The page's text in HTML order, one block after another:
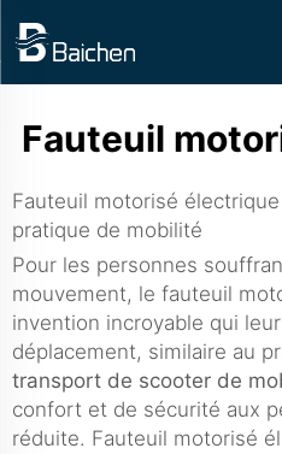
Fauteuil
Fauteuil motorisé
pratique de mobilité
Pour les personnes
mouvement, le fauteuil
invention incroyable qui
déplacement, similaire au
transport de scooter de
confort et de sécurité aux
réduite. Fauteuil motorisé